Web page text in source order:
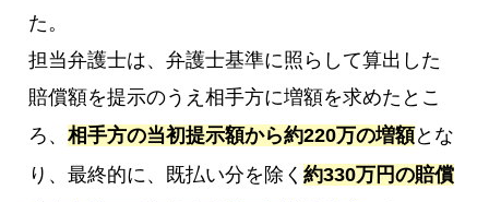
た。
担当弁護士は、弁護士基準に照らして算出した
賠償額を提示のうえ相手方に増額を求めたとこ
ろ、相手方の当初提示額から約220万の増額とな
り、最終的に、既払い分を除く約330万円の賠償